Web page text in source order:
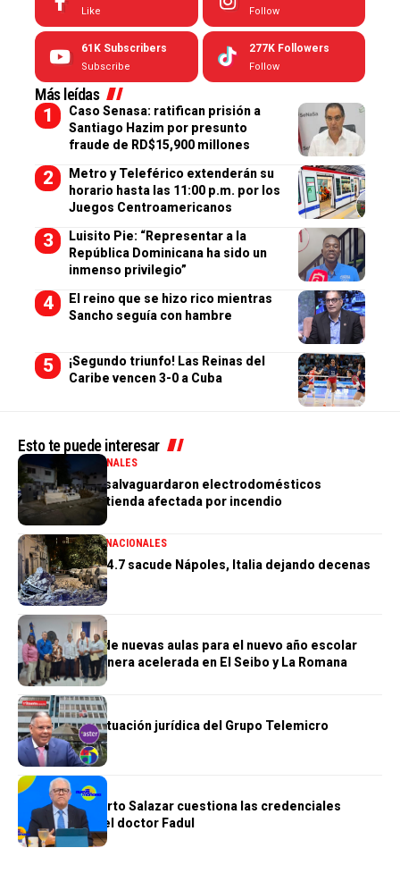
Like Follow
61K Subscribers
Subscribe
277K Followers
Follow
Más leídas
Caso Senasa: ratifican prisión a
Santiago Hazim por presunto
fraude de RD$15,900 millones
Metro y Teleférico extenderán su
horario hasta las 11:00 p.m. por los
Juegos Centroamericanos
Luisito Pie: “Representar a la
República Dominicana ha sido un
inmenso privilegio”
El reino que se hizo rico mientras
Sancho seguía con hambre
¡Segundo triunfo! Las Reinas del
Caribe vencen 3-0 a Cuba
Esto te puede interesar
GENERALES NACIONALES
PN aclara que salvaguardaron electrodomésticos
sustraídos de tienda afectada por incendio
GENERALESINTERNACIONALES
Terremoto de 4.7 sacude Nápoles, Italia dejando decenas
de heridos
GENERALES
Construcción de nuevas aulas para el nuevo año escolar
avanzan de manera acelerada en El Seibo y La Romana
GENERALES
Se complica situación jurídica del Grupo Telemicro
GENERALES
Doctor Humberto Salazar cuestiona las credenciales
académicas del doctor Fadul